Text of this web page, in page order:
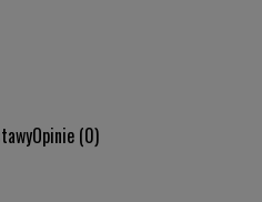
Opinie (0)